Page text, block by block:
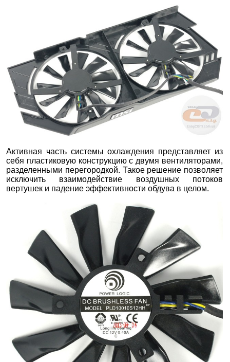
Активная часть системы охлаждения представляет из
себя пластиковую конструкцию с двумя вентиляторами,
разделенными перегородкой. Такое решение позволяет
исключить взаимодействие воздушных потоков
вертушек и падение эффективности обдува в целом.